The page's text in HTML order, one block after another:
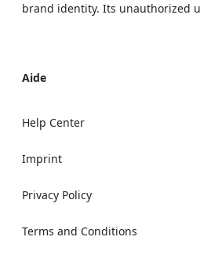
brand identity. Its unauthorized
Aide
Help Center
Imprint
Privacy Policy
Terms and Conditions